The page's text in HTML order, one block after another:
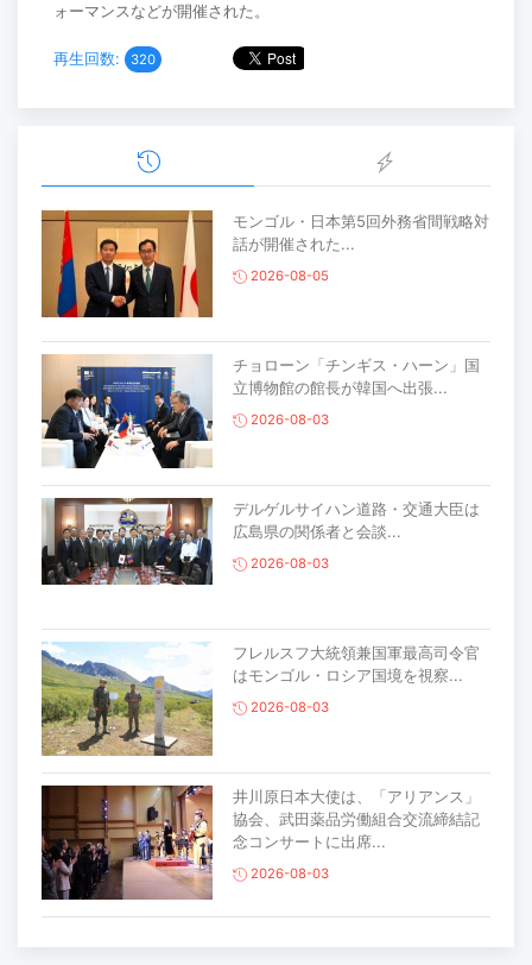
ォーマンスなどが開催された。
再生回数: 320
モンゴル・日本第5回外務省間戦略対
話が開催された...
2026-08-05
チョローン「チンギス・ハーン」国
立博物館の館長が韓国へ出張...
2026-08-03
デルゲルサイハン道路・交通大臣は
広島県の関係者と会談...
2026-08-03
フレルスフ大統領兼国軍最高司令官
はモンゴル・ロシア国境を視察...
2026-08-03
井川原日本大使は、「アリアンス」
協会、武田薬品労働組合交流締結記
念コンサートに出席...
2026-08-03